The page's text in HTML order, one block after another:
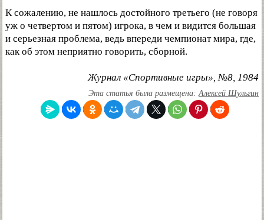
К сожалению, не нашлось достойного третьего (не говоря
уж о четвертом и пятом) игрока, в чем и видится большая
и серьезная проблема, ведь впереди чемпионат мира, где,
как об этом неприятно говорить, сборной.
Журнал «Спортивные игры», №8, 1984
Эта статья была размещена: Алексей Шульгин